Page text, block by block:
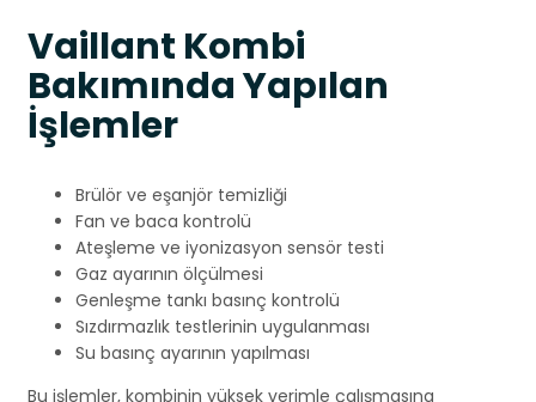
Vaillant Kombi
Bakımında Yapılan
İşlemler
Brülör ve eşanjör temizliği
Fan ve baca kontrolü
Ateşleme ve iyonizasyon sensör testi
Gaz ayarının ölçülmesi
Genleşme tankı basınç kontrolü
Sızdırmazlık testlerinin uygulanması
Su basınç ayarının yapılması
Bu işlemler, kombinin yüksek verimle çalışmasına